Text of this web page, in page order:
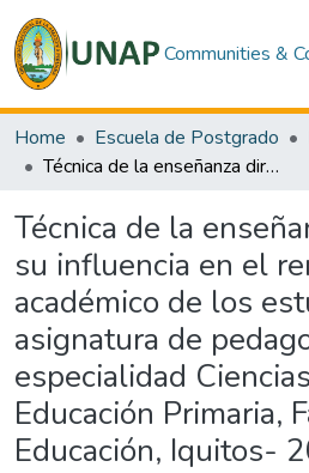
Communities &
Home Escuela de Postgrado
Técnica de la enseñanza directa y su influencia en el rendimiento académico de los estudiantes de la asignatura de pedagogía, especialidad Ciencias Sociales y Educación Primaria, Facultad de Educación, Iquitos- 2008
Técnica de la
su influencia en el
académico de los
asignatura de
especialidad
Educación Primaria,
Educación, Iquitos-